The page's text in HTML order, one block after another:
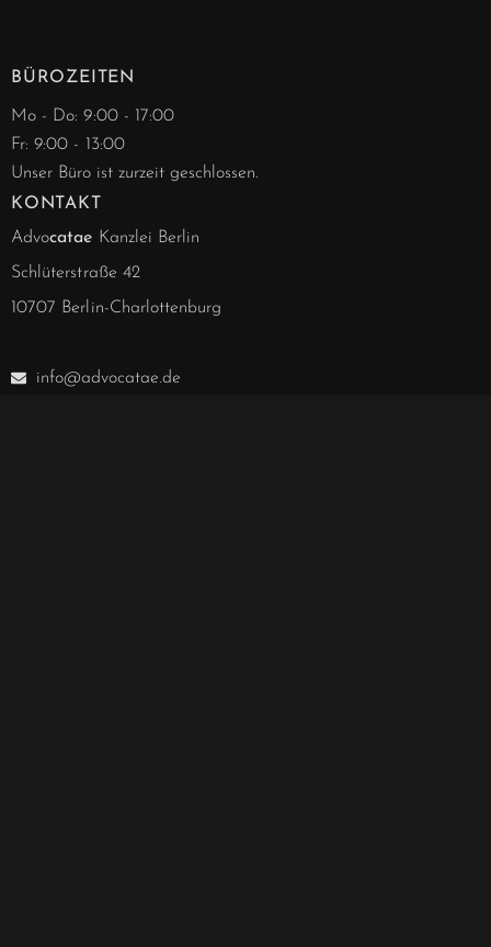
BÜROZEITEN
Mo - Do: 9:00 - 17:00
Fr: 9:00 - 13:00
Unser Büro ist zurzeit geschlossen.
KONTAKT
Advocatae Kanzlei Berlin
Schlüterstraße 42
10707 Berlin-Charlottenburg
info@advocatae.de